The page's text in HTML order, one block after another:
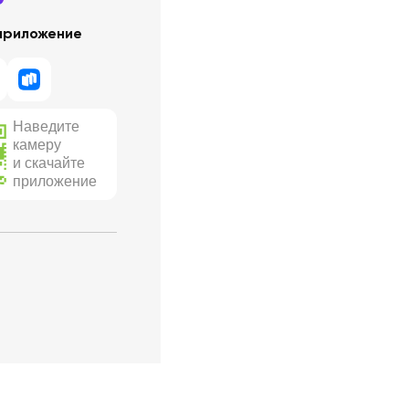
Наведите
камеру
и скачайте
приложение